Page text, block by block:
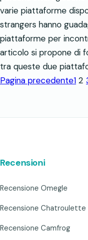
varie piattaforme
strangers hanno
piattaforme per
articolo si propone di
tra queste due
Pagina precedente1 2
Recensioni
Recensione Omegle
Recensione Chatroulette
Recensione Camfrog